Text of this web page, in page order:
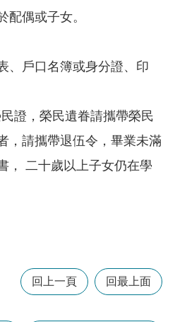
配偶或子女。
、戶口名簿或身分證、印
證，榮民遺眷請攜帶榮民
，請攜帶退伍令，畢業未滿
， 二十歲以上子女仍在學
回上一頁 回最上面